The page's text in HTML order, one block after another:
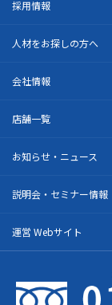
採用情報
人材をお探しの方へ
会社情報
店舗一覧
お知らせ・ニュース
説明会・セミナー情報
運営 Webサイト